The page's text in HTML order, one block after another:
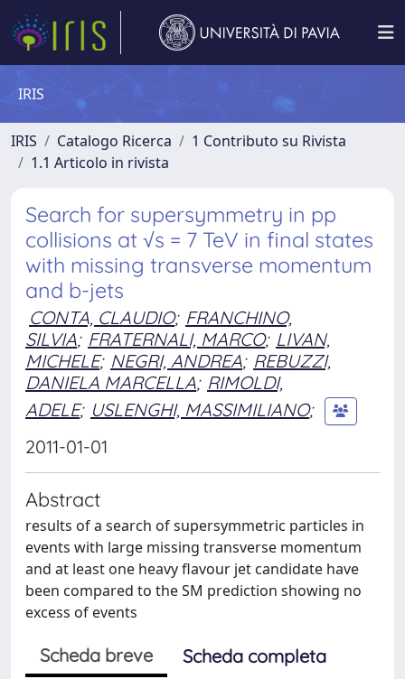
IRIS
IRIS Catalogo Ricerca
1 Contributo su Rivista
1.1 Articolo in rivista
Search for supersymmetry in pp
collisions at √s = 7 TeV in final states
with missing transverse momentum
and b-jets
CONTA, CLAUDIO; FRANCHINO,
SILVIA; FRATERNALI, MARCO; LIVAN,
MICHELE; NEGRI, ANDREA; REBUZZI,
DANIELA MARCELLA; RIMOLDI,
ADELE; USLENGHI, MASSIMILIANO;
2011-01-01
Abstract
results of a search of supersymmetric particles in
events with large missing transverse momentum
and at least one heavy flavour jet candidate have
been compared to the SM prediction showing no
excess of events
Scheda breve
Scheda completa